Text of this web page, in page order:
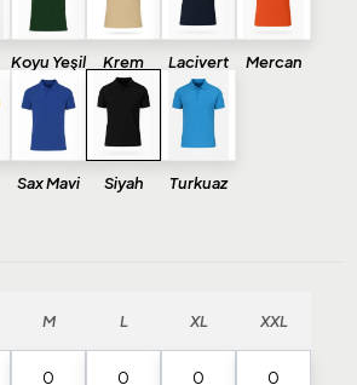
Koyu Yeşil Krem Lacivert Mercan
Sax Mavi Siyah
Turkuaz
M L XL XXL